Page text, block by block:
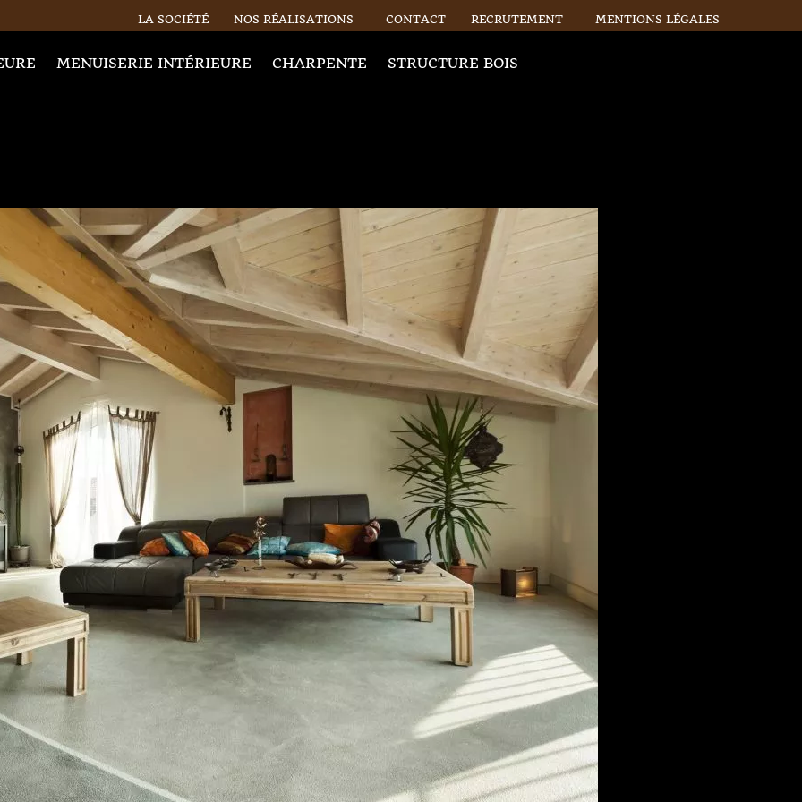
LA SOCIÉTÉ NOS RÉALISATIONS CONTACT RECRUTEMENT MENTIONS LÉGALES
MENUISERIE INTÉRIEURE CHARPENTE STRUCTURE BOIS